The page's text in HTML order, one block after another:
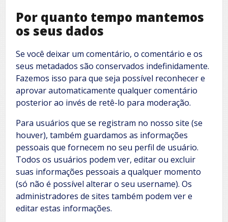
Por quanto tempo mantemos
os seus dados
Se você deixar um comentário, o comentário e os
seus metadados são conservados indefinidamente.
Fazemos isso para que seja possível reconhecer e
aprovar automaticamente qualquer comentário
posterior ao invés de retê-lo para moderação.
Para usuários que se registram no nosso site (se
houver), também guardamos as informações
pessoais que fornecem no seu perfil de usuário.
Todos os usuários podem ver, editar ou excluir
suas informações pessoais a qualquer momento
(só não é possível alterar o seu username). Os
administradores de sites também podem ver e
editar estas informações.